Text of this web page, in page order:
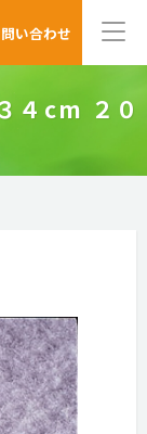
い合わせ
４cm ２０